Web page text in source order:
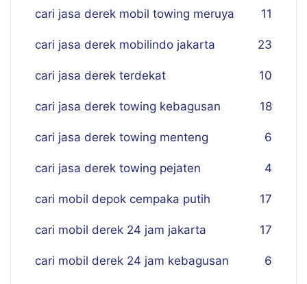
cari jasa derek mobil towing meruya 11
cari jasa derek mobilindo jakarta 23
cari jasa derek terdekat 10
cari jasa derek towing kebagusan 18
cari jasa derek towing menteng 6
cari jasa derek towing pejaten 4
cari mobil depok cempaka putih 17
cari mobil derek 24 jam jakarta 17
cari mobil derek 24 jam kebagusan 6